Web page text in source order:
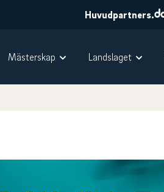
Huvudpartners.
Mästerskap Landslaget